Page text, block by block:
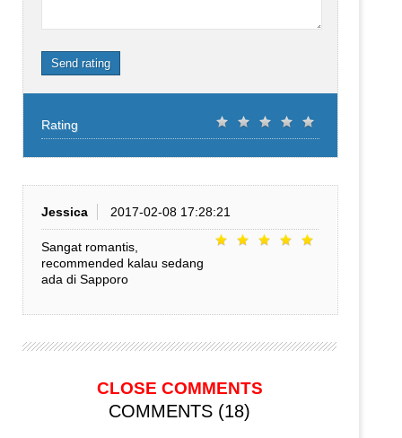
Send rating
Rating
Jessica 2017-02-08 17:28:21
Sangat romantis,
recommended kalau sedang
ada di Sapporo
CLOSE COMMENTS
COMMENTS (18)